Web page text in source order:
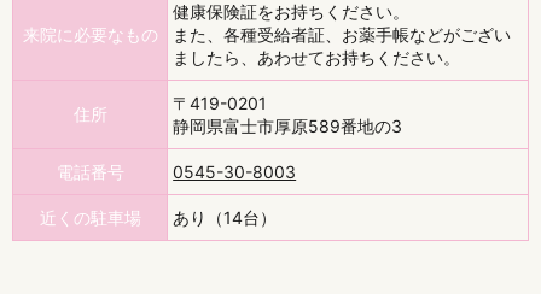
来院に必要なもの
健康保険証をお持ちください。
また、各種受給者証、お薬手帳などがござい
ましたら、あわせてお持ちください。
住所
〒419-0201
静岡県富士市厚原589番地の3
電話番号 0545-30-8003
近くの駐車場 あり（14台）